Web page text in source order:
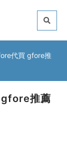
代買 gfore推
推薦